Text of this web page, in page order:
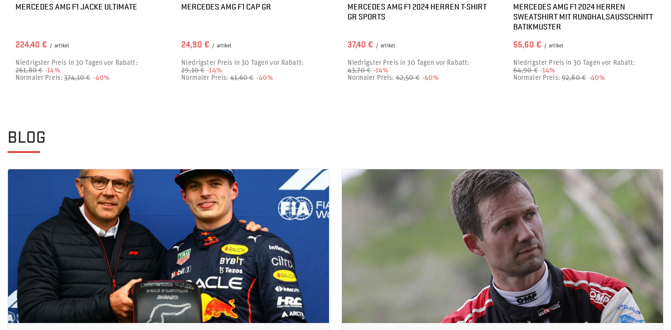
MERCEDES AMG F1 JACKE ULTIMATE
224,40 € / artikel
Niedrigster Preis in 30 Tagen vor Rabatt:
261,80 € -14%
Normaler Preis:374,10 € -40%
MERCEDES AMG F1 CAP GR
24,90 € / artikel
Niedrigster Preis in 30 Tagen vor Rabatt:
29,10 € -14%
Normaler Preis:41,60 € -40%
MERCEDES AMG F1 2024 HERREN T-SHIRT
GR SPORTS
37,40 € / artikel
Niedrigster Preis in 30 Tagen vor Rabatt:
43,70 € -14%
Normaler Preis:62,50 € -40%
MERCEDES AMG F1 2024 HERREN
SWEATSHIRT MIT RUNDHALSAUSSCHNITT
BATIKMUSTER
55,60 € / artikel
Niedrigster Preis in 30 Tagen vor Rabatt:
64,90 € -14%
Normaler Preis: 92,80 € -40%
BLOG